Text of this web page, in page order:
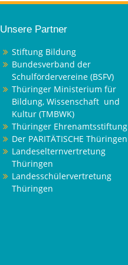
Unsere Partner
Stiftung Bildung
Bundesverband der
Schulfördervereine (BSFV)
Thüringer Ministerium für
Bildung, Wissenschaft und
Kultur (TMBWK)
Thüringer Ehrenamtsstiftung
Der PARITÄTISCHE Thüringen
Landeselternvertretung
Thüringen
Landesschülervertretung
Thüringen